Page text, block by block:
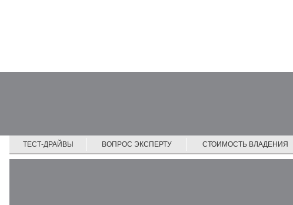
ТЕСТ-ДРАЙВЫ ВОПРОС ЭКСПЕРТУ СТОИМОСТЬ ВЛАДЕНИЯ